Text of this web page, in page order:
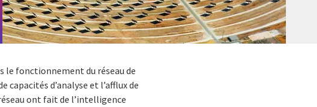
le fonctionnement du réseau de
d’analyse et l’afflux de
ont fait de l’intelligence